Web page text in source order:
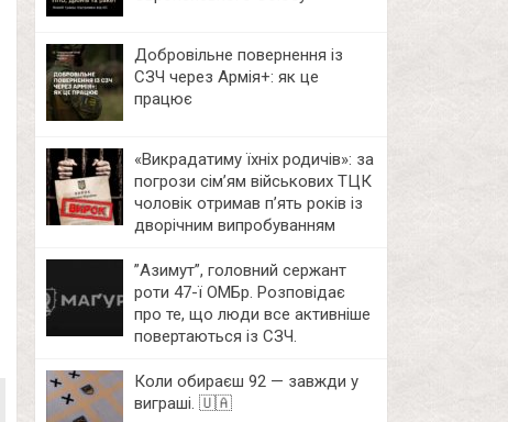
Добровільне повернення із
СЗЧ через Армія+: як це
працює
«Викрадатиму їхніх родичів»: за
погрози сім’ям військових ТЦК
чоловік отримав п’ять років із
дворічним випробуванням
⁨”Азимут”, головний сержант
роти 47-ї ОМБр. Розповідає
про те, що люди все активніше
повертаються із СЗЧ.
Коли обираєш 92 — завжди у
виграші. 🇺🇦